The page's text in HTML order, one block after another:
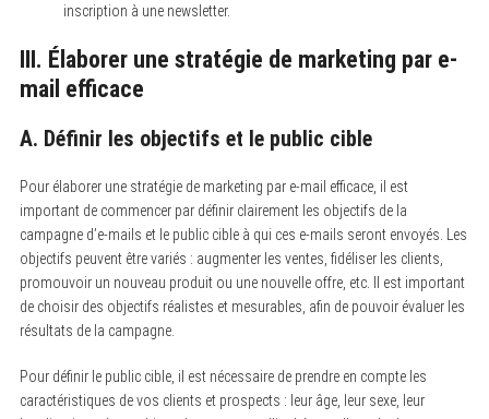
inscription à une newsletter.
III. Élaborer une stratégie de marketing par e-
mail efficace
A. Définir les objectifs et le public cible
Pour élaborer une stratégie de marketing par e-mail efficace, il est
important de commencer par définir clairement les objectifs de la
campagne d’e-mails et le public cible à qui ces e-mails seront envoyés. Les
objectifs peuvent être variés : augmenter les ventes, fidéliser les clients,
promouvoir un nouveau produit ou une nouvelle offre, etc. Il est important
de choisir des objectifs réalistes et mesurables, afin de pouvoir évaluer les
résultats de la campagne.
Pour définir le public cible, il est nécessaire de prendre en compte les
caractéristiques de vos clients et prospects : leur âge, leur sexe, leur